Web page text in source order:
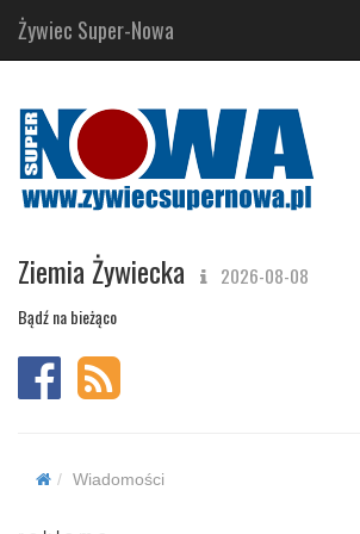
Żywiec Super-Nowa
Ziemia Żywiecka 2026-08-08
Bądź na bieżąco
Wiadomości